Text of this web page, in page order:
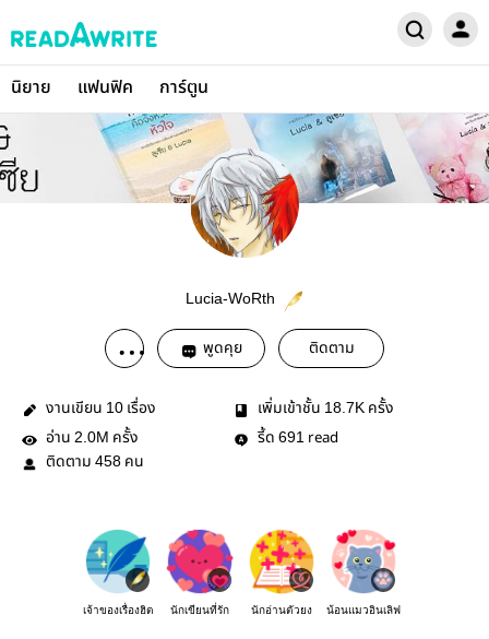
นิยาย แฟนฟิค การ์ตูน
Lucia-WoRth
พูดคุย ติดตาม
งานเขียน 10 เรื่อง เพิ่มเข้าชั้น 18.7K ครั้ง
อ่าน 2.0M ครั้ง รี้ด 691 read
ติดตาม 458 คน
เจ้าของเรื่องฮิต นักเขียนที่รัก นักอ่านตัวยง น้อนแมวอินเลิฟ